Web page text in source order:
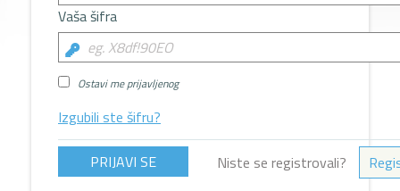
Vaša šifra
Ostavi me prijavljenog
Izgubili ste šifru?
Niste se registrovali?